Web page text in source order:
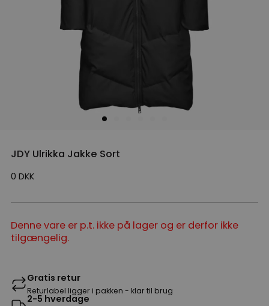
JDY Ulrikka Jakke Sort
0 DKK
Denne vare er p.t. ikke på lager og er derfor ikke
tilgængelig.
Gratis retur
Returlabel ligger i pakken - klar til brug
2-5 hverdage